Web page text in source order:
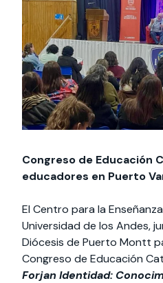
cursos
Especialidades y
estadías
Te puede
interesar:
interesar:
2025
vinculación con la
sociedad
Extensión Cultural
Te puede interesar:
intercambio
Servicios y apoyos
Te puede
interesar:
Explora el
Uandes
Congreso de Educación
educadores en Puerto
El Centro para la
Universidad de los Andes,
Diócesis de Puerto Montt
Congreso de Educación
Forjan Identidad: